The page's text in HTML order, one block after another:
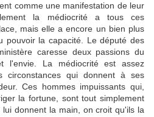
comme une manifestation de leur
la médiocrité a tous ces
mais elle a encore un bien plus
pouvoir la capacité. Le député des
caresse deux passions du
l'envie. La médiocrité est assez
circonstances qui donnent à ses
Ces hommes impuissants qui,
la fortune, sont tout simplement
donnent la main, on croit qu'ils la